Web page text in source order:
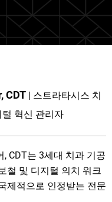
CDT
스트라타시스 치
혁신 관리자
, CDT는 3세대 치과 기공
철 및 디지털 의치 워크
제적으로 인정받는 전문